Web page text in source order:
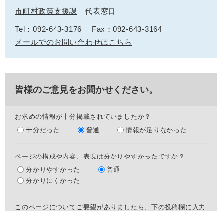
市町村政策支援課 代表窓口
Tel：092-643-3176
Fax：092-643-3164
メールでのお問い合わせはこちら
皆様のご意見をお聞かせください。
お求めの情報が十分掲載されていましたか？
十分だった
普通 情報が足りなかった
ページの構成や内容、表現は分かりやすかったですか？
分かりやすかった
普通
分かりにくかった
このページについてご要望がありましたら、下の投稿欄に入力